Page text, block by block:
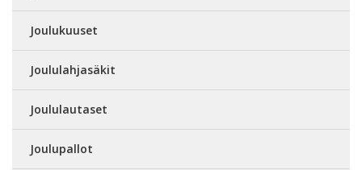
Joulukuuset
Joululahjasäkit
Joululautaset
Joulupallot